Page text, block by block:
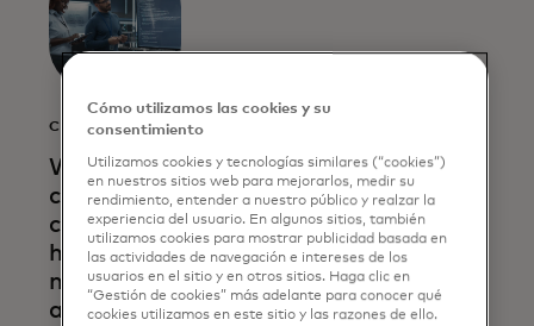
CUENTO
When
combatting
cybercrime,
humans
need AI —
and AI
Cómo utilizamos las cookies y su
consentimiento
Utilizamos cookies y tecnologías similares (“cookies”)
en nuestros sitios web para mejorarlos, medir su
rendimiento, entender a nuestro público y realzar la
experiencia del usuario. En algunos sitios, también
utilizamos cookies para mostrar publicidad basada en
las actividades de navegación e intereses de los
usuarios en el sitio y en otros sitios. Haga clic en
“Gestión de cookies” más adelante para conocer qué
cookies utilizamos en este sitio y las razones de ello.